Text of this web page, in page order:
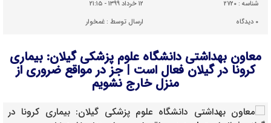
شناسه : ۲۷۲۰
۱۲ خرداد ۱۳۹۹ - ۲۱:۱۵
۰ دیدگاه ارسال توسط :غمخوار
معاون بهداشتی دانشگاه علوم پزشکی گیلان: بیماری
کرونا در گیلان فعال است | جز در مواقع ضروری از
منزل خارج نشویم